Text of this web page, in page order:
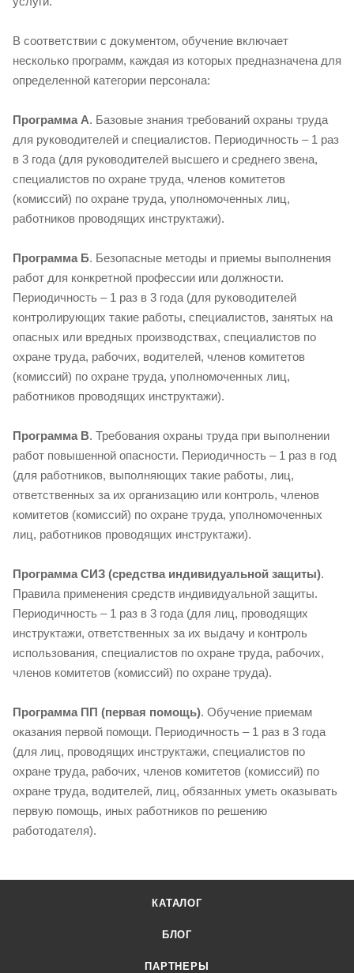
В соответствии с документом, обучение включает
несколько программ, каждая из которых предназначена для
определенной категории персонала:
Программа А. Базовые знания требований охраны труда
для руководителей и специалистов. Периодичность – 1 раз
в 3 года (для руководителей высшего и среднего звена,
специалистов по охране труда, членов комитетов
(комиссий) по охране труда, уполномоченных лиц,
работников проводящих инструктажи).
Программа Б. Безопасные методы и приемы выполнения
работ для конкретной профессии или должности.
Периодичность – 1 раз в 3 года (для руководителей
контролирующих такие работы, специалистов, занятых на
опасных или вредных производствах, специалистов по
охране труда, рабочих, водителей, членов комитетов
(комиссий) по охране труда, уполномоченных лиц,
работников проводящих инструктажи).
Программа В. Требования охраны труда при выполнении
работ повышенной опасности. Периодичность – 1 раз в год
(для работников, выполняющих такие работы, лиц,
ответственных за их организацию или контроль, членов
комитетов (комиссий) по охране труда, уполномоченных
лиц, работников проводящих инструктажи).
Программа СИЗ (средства индивидуальной защиты).
Правила применения средств индивидуальной защиты.
Периодичность – 1 раз в 3 года (для лиц, проводящих
инструктажи, ответственных за их выдачу и контроль
использования, специалистов по охране труда, рабочих,
членов комитетов (комиссий) по охране труда).
Программа ПП (первая помощь). Обучение приемам
оказания первой помощи. Периодичность – 1 раз в 3 года
(для лиц, проводящих инструктажи, специалистов по
охране труда, рабочих, членов комитетов (комиссий) по
охране труда, водителей, лиц, обязанных уметь оказывать
первую помощь, иных работников по решению
работодателя).
КАТАЛОГ
БЛОГ
ПАРТНЕРЫ